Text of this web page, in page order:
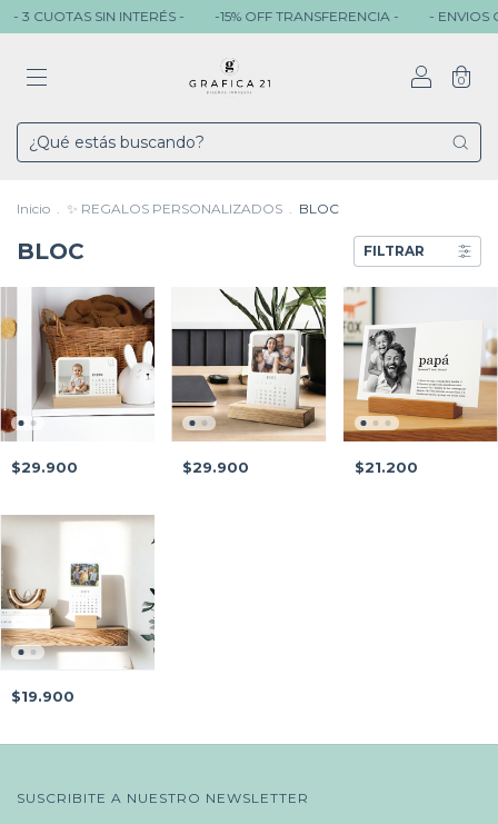
3 CUOTAS SIN INTERÉS - -15% OFF TRANSFERENCIA - - ENVIOS
0
Inicio . ✨ REGALOS PERSONALIZADOS . BLOC
BLOC FILTRAR
$29.900 $29.900 $21.200
$19.900
SUSCRIBITE A NUESTRO NEWSLETTER